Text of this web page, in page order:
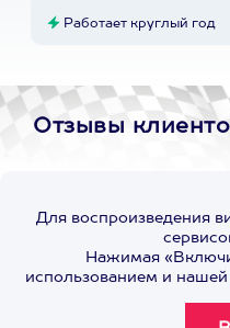
Работает круглый год
Отзывы
Для воспроизведения
Нажимая
использованием и нашей